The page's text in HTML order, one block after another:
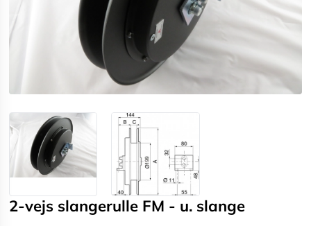
2-vejs slangerulle FM - u. slange